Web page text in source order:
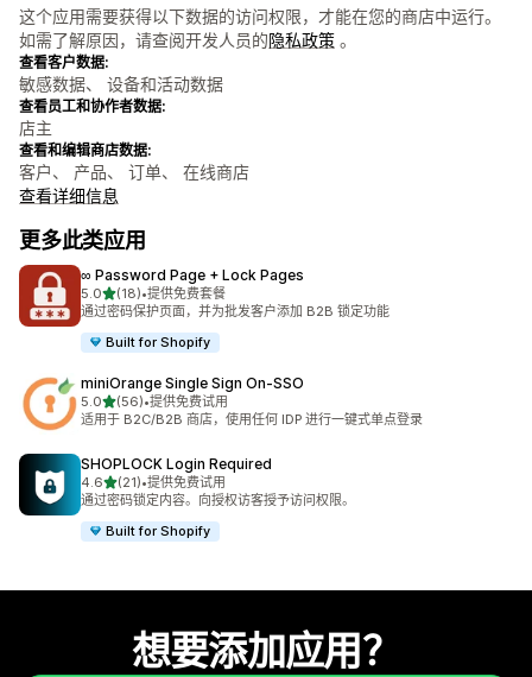
这个应用需要获得以下数据的访问权限，才能在您的商店中运行。
如需了解原因，请查阅开发人员的隐私政策 。
查看客户数据:
敏感数据、 设备和活动数据
查看员工和协作者数据:
店主
查看和编辑商店数据:
客户、 产品、 订单、 在线商店
查看详细信息
更多此类应用
∞ Password Page + Lock Pages
5.0星（满分 5 星）
(18)
总共 18 条评论
•提供免费套餐
通过密码保护页面，并为批发客户添加 B2B 锁定功能
Built for Shopify
miniOrange Single Sign On‑SSO
5.0星（满分 5 星）
(56)
总共 56 条评论
•提供免费试用
适用于 B2C/B2B 商店，使用任何 IDP 进行一键式单点登录
SHOPLOCK Login Required
4.6星（满分 5 星）
(21)
总共 21 条评论
•提供免费试用
通过密码锁定内容。向授权访客授予访问权限。
Built for Shopify
想要添加应用？